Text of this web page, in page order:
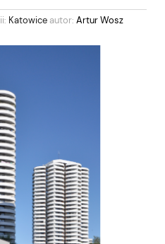
Katowice autor: Artur Wosz